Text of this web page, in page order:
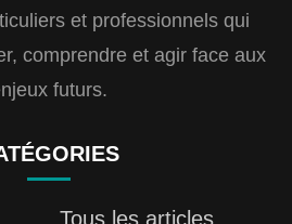
et professionnels qui
comprendre et agir face aux
futurs.
Tous les articles